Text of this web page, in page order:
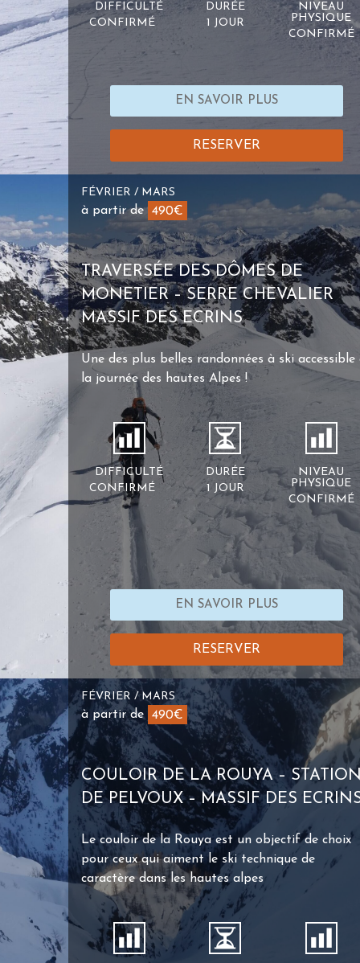
DIFFICULTÉ
CONFIRMÉ
DURÉE
1 JOUR
NIVEAU
PHYSIQUE
CONFIRMÉ
EN SAVOIR PLUS
RESERVER
FÉVRIER / MARS
à partir de 490€
TRAVERSÉE DES DÔMES DE
MONETIER – SERRE CHEVALIER
MASSIF DES ECRINS
Une des plus belles randonnées à ski accessible
la journée des hautes Alpes !
DIFFICULTÉ
CONFIRMÉ
DURÉE
1 JOUR
NIVEAU
PHYSIQUE
CONFIRMÉ
EN SAVOIR PLUS
RESERVER
FÉVRIER / MARS
à partir de 490€
COULOIR DE LA ROUYA –
DE PELVOUX – MASSIF DES
Le couloir de la Rouya est un objectif de choix
pour ceux qui aiment le ski technique de
caractère dans les hautes alpes